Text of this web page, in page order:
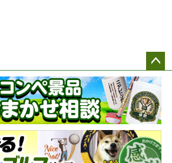
ペー
ジト
ップ
へ